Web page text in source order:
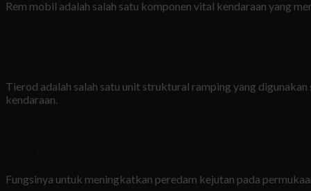
Rem mobil adalah salah satu komponen vital kendaraan yang
Tierod adalah salah satu unit struktural ramping yang
kendaraan.
Fungsinya untuk meningkatkan peredam kejutan pada